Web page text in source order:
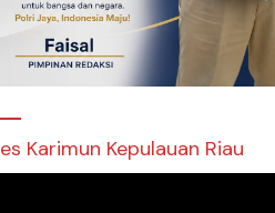
Karimun Kepulauan Riau